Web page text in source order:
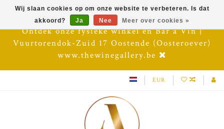
Ontdek onze fysieke winkel en Bar à Vin |
Vuurtorendok-Zuid 17 Oostende (Oosteroever)
www.thewinegallery.be
EUR
Wij slaan cookies op om onze website te verbeteren. Is dat
akkoord?
Ja Nee Meer over cookies »